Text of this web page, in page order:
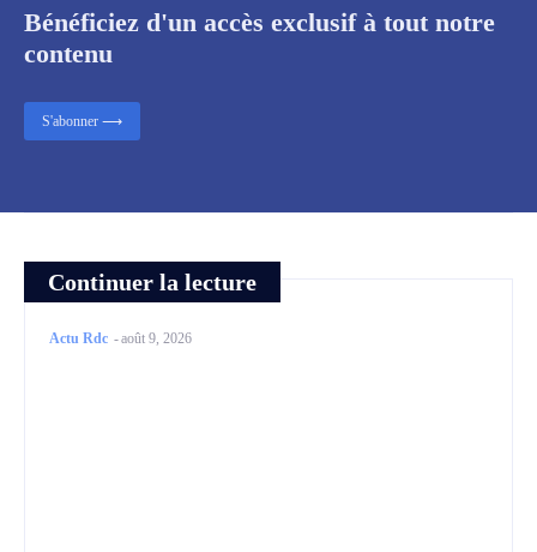
Continuer la lecture
Actu Rdc -août 9, 2026
Bénéficiez d'un accès exclusif à tout notre
contenu
S'abonner ⟶